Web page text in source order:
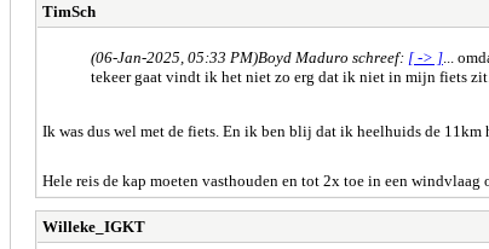
TimSch
(06-Jan-2025, 05:33 PM)Boyd Maduro schreef: [ -> ] ...
tekeer gaat vindt ik het niet zo erg dat ik niet in mijn fiets zit..
Ik was dus wel met de fiets. En ik ben blij dat ik heelhuids de
Hele reis de kap moeten vasthouden en tot 2x toe in een
Willeke_IGKT